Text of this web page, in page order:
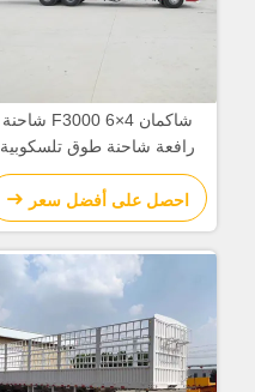
شاكمان F3000 6×4 شاحنة
رافعة شاحنة طوق تلسكوبية
شاحنة طوق يمكن أن تدور،
تمتد، رفع وفقا للاحتياجات.
احصل على أفضل سعر